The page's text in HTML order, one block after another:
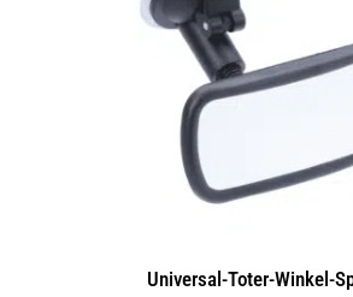
Universal-Toter-Winkel-